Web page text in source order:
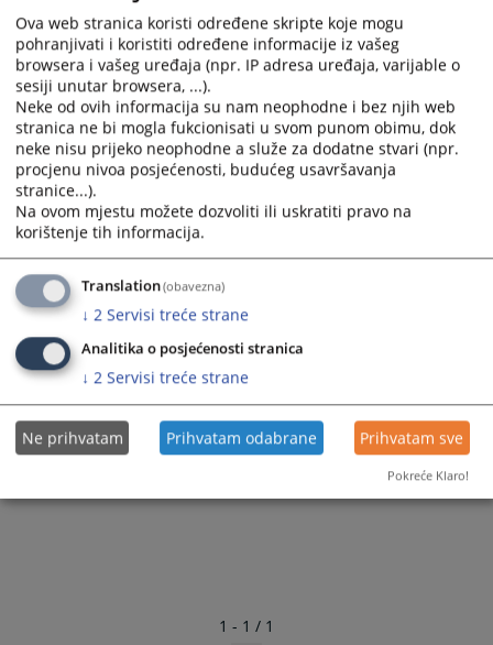
ciljeva VSTS-a BiH;
• Obavljanje ostalih aktivnosti proizašlih iz nadležnosti Odjeljenja i
drugih zadataka po nalogu direktora Sekretarijata VSTS-a BiH.
315PREGLEDA
1 - 1 / 1
Ova web stranica koristi određene skripte koje mogu
pohranjivati i koristiti određene informacije iz vašeg
browsera i vašeg uređaja (npr. IP adresa uređaja, varijable o
sesiji unutar browsera, ...).
Neke od ovih informacija su nam neophodne i bez njih web
stranica ne bi mogla fukcionisati u svom punom obimu, dok
neke nisu prijeko neophodne a služe za dodatne stvari (npr.
procjenu nivoa posjećenosti, budućeg usavršavanja
stranice...).
Na ovom mjestu možete dozvoliti ili uskratiti pravo na
korištenje tih informacija.
Translation(obavezna)
↓ 2 Servisi treće strane
Analitika o posjećenosti stranica
↓ 2 Servisi treće strane
Ne prihvatam Prihvatam odabrane Prihvatam sve
Pokreće Klaro!